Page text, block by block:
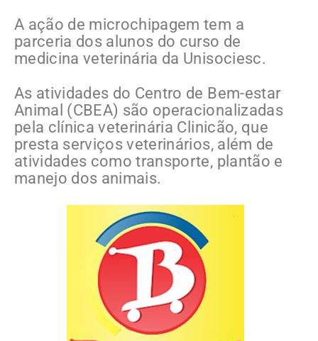
A ação de microchipagem tem a
parceria dos alunos do curso de
medicina veterinária da Unisociesc.
As atividades do Centro de Bem-estar
Animal (CBEA) são operacionalizadas
pela clínica veterinária Clinicão, que
presta serviços veterinários, além de
atividades como transporte, plantão e
manejo dos animais.